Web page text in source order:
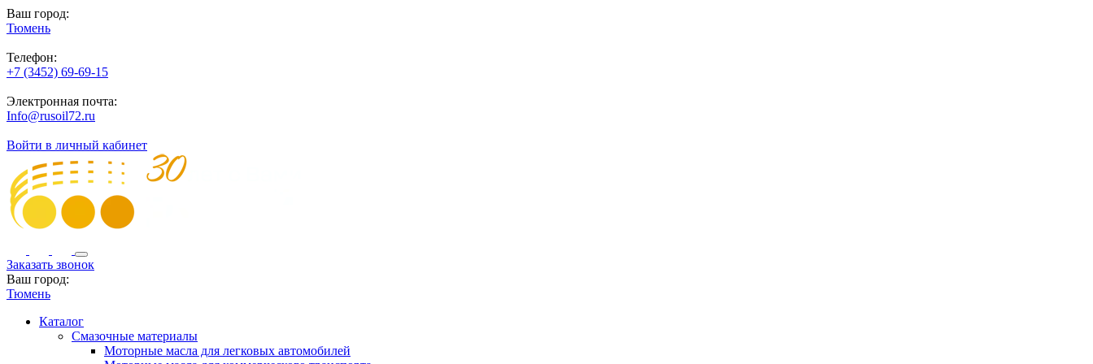
Ваш город:
Тюмень
Телефон:
+7 (3452) 69-69-15
Электронная почта:
Info@rusoil72.ru
Войти в личный кабинет
Заказать звонок
Ваш город:
Тюмень
Каталог
Смазочные материалы
Моторные масла для легковых автомобилей